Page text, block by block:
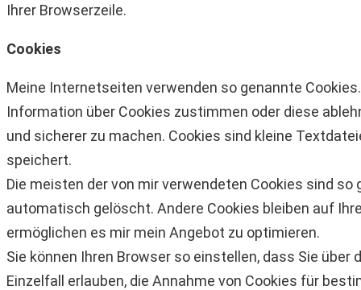
Ihrer Browserzeile.
Cookies
Meine Internetseiten verwenden so genannte
Information über Cookies zustimmen oder diese
und sicherer zu machen. Cookies sind kleine
speichert.
Die meisten der von mir verwendeten Cookies sind so
automatisch gelöscht. Andere Cookies bleiben auf
ermöglichen es mir mein Angebot zu optimieren.
Sie können Ihren Browser so einstellen, dass Sie
Einzelfall erlauben, die Annahme von Cookies für